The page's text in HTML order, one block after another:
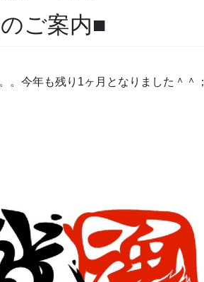
ご案内■
。今年も残り1ヶ月となりました＾＾；